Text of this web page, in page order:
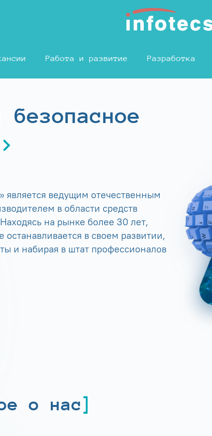
Работа и развитие Разработка
безопасное
ведущим отечественным
в области средств
на рынке более 30 лет,
в своем развитии,
и набирая в штат профессионалов
о нас